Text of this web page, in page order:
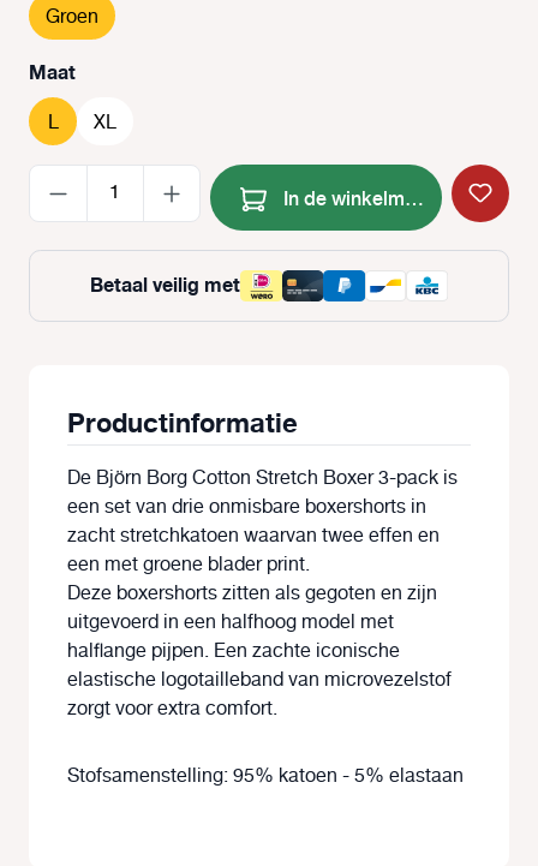
Groen
Selecteer
Maat
L XL
Producthoeveelheid: Voer
In de winkelmand
Betaal veilig met
Productinformatie
De Björn Borg Cotton Stretch Boxer 3-pack is
een set van drie onmisbare boxershorts in
zacht stretchkatoen waarvan twee effen en
een met groene blader print.
Deze boxershorts zitten als gegoten en zijn
uitgevoerd in een halfhoog model met
halflange pijpen. Een zachte iconische
elastische logotailleband van microvezelstof
zorgt voor extra comfort.
Stofsamenstelling: 95% katoen - 5% elastaan